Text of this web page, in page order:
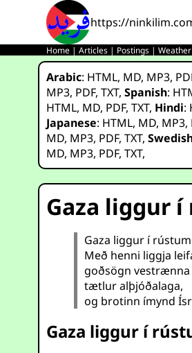
https://
Home |Articles | Postings |Weather
Arabic: HTML, MD, MP3,
MP3, PDF,TXT,Spanish:
HTML, MD, PDF,TXT, Hindi:
Japanese: HTML, MD, MP3,
MD, MP3, PDF,TXT,
MD, MP3, PDF,TXT,
Gaza liggur
Gaza liggur í
Með henni liggja
goðsögn vestrænna
tætlur alþjóðalaga,
og brotinn ímynd
Gaza liggur í